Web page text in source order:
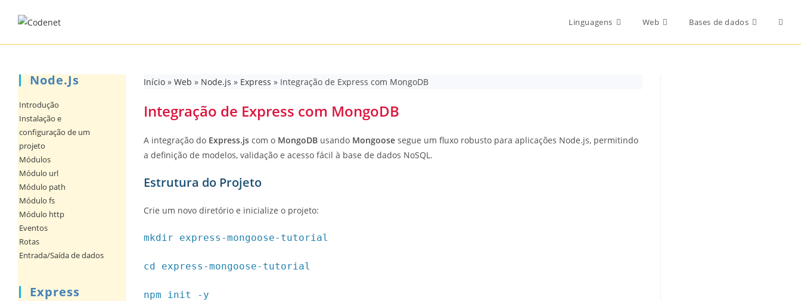
Linguagens Web Bases de dados
Início» Web » Node.js » Express » Integração de Express com MongoDB
Integração de Express com MongoDB
A integração do Express.jscom o MongoDBusando Mongoosesegue um fluxo robusto para aplicações Node.js, permitindo
a definição de modelos, validação e acesso fácil à base de dados NoSQL.
Estrutura do Projeto
Crie um novo diretório e inicialize o projeto:
mkdir express-mongoose-tutorial
cd express-mongoose-tutorial
npm init -y
Node.js
Introdução
Instalação e
configuração de um
projeto
Módulos
Módulo url
Módulo path
Módulo fs
Módulo http
Eventos
Rotas
Entrada/Saída de dados
Express